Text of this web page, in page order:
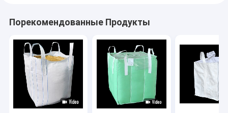
Порекомендованные Продукты